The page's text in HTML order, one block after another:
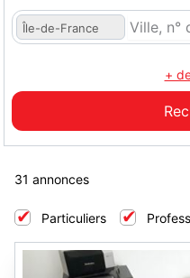
Île-de-France
+
31 annonces
Particuliers